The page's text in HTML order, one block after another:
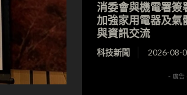
消委會與機電署
加強家用電器及氣
與資訊交流
科技新聞 2026-08-
- 廣告